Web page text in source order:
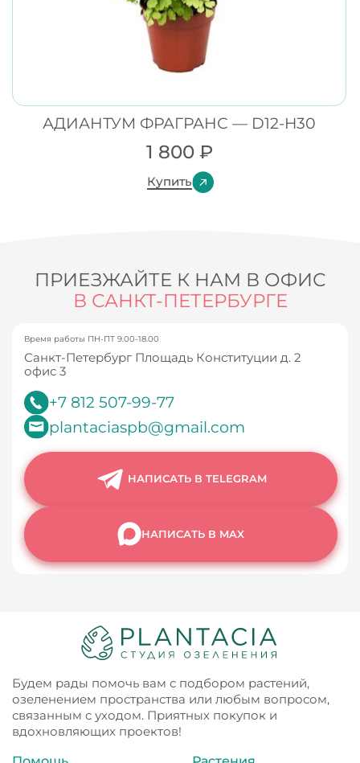
АДИАНТУМ ФРАГРАНС — D12-H30
1 800 ₽
Купить
ПРИЕЗЖАЙТЕ К НАМ В ОФИС
В САНКТ-ПЕТЕРБУРГЕ
Время работы ПН-ПТ 9.00-18.00
Санкт-Петербург Площадь Конституции д. 2
офис 3
+7 812 507-99-77
plantaciaspb@gmail.com
НАПИСАТЬ В TELEGRAM
НАПИСАТЬ В MAX
Будем рады помочь вам с подбором растений,
озеленением пространства или любым вопросом,
связанным с уходом. Приятных покупок и
вдохновляющих проектов!